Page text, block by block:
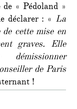
« Pédoland »
déclarer : « La
cette mise en
graves. Elle
de Paris
!